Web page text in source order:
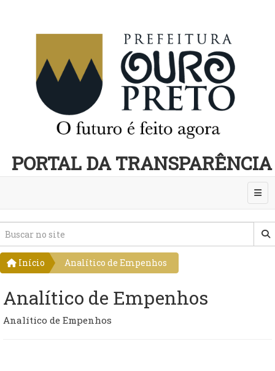
PORTAL DA TRANSPARÊNCIA
Início Analítico de Empenhos
Analítico de Empenhos
Analítico de Empenhos